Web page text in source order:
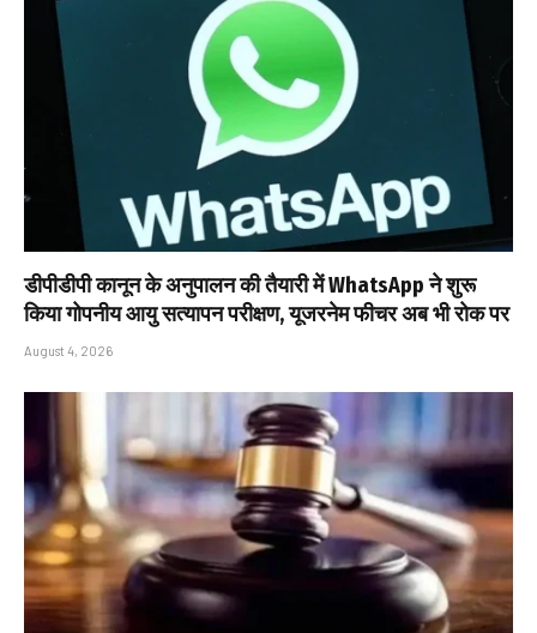
डीपीडीपी कानून के अनुपालन की तैयारी में WhatsApp ने शुरू
किया गोपनीय आयु सत्यापन परीक्षण, यूजरनेम फीचर अब भी रोक पर
August 4, 2026